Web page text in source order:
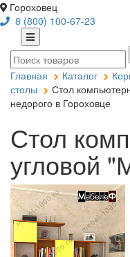
Гороховец
8 (800) 100-67-23
Главная Каталог
столы
Стол
недорого в Гороховце
Стол
угловой